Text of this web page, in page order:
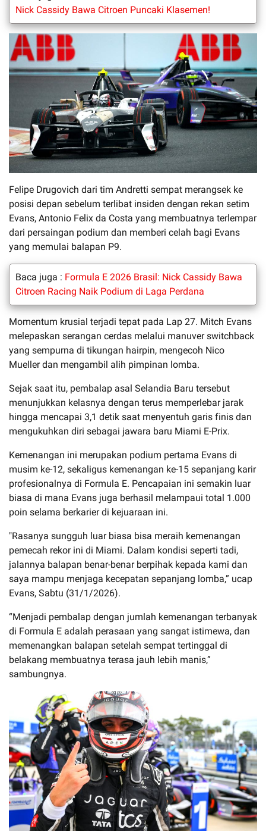
Nick Cassidy Bawa Citroen Puncaki Klasemen!
Felipe Drugovich dari tim Andretti sempat merangsek ke
posisi depan sebelum terlibat insiden dengan rekan setim
Evans, Antonio Felix da Costa yang membuatnya terlempar
dari persaingan podium dan memberi celah bagi Evans
yang memulai balapan P9.
Baca juga : Formula E 2026 Brasil: Nick Cassidy Bawa
Citroen Racing Naik Podium di Laga Perdana
Momentum krusial terjadi tepat pada Lap 27. Mitch Evans
melepaskan serangan cerdas melalui manuver switchback
yang sempurna di tikungan hairpin, mengecoh Nico
Mueller dan mengambil alih pimpinan lomba.
Sejak saat itu, pembalap asal Selandia Baru tersebut
menunjukkan kelasnya dengan terus memperlebar jarak
hingga mencapai 3,1 detik saat menyentuh garis finis dan
mengukuhkan diri sebagai jawara baru Miami E-Prix.
Kemenangan ini merupakan podium pertama Evans di
musim ke-12, sekaligus kemenangan ke-15 sepanjang karir
profesionalnya di Formula E. Pencapaian ini semakin luar
biasa di mana Evans juga berhasil melampaui total 1.000
poin selama berkarier di kejuaraan ini.
"Rasanya sungguh luar biasa bisa meraih kemenangan
pemecah rekor ini di Miami. Dalam kondisi seperti tadi,
jalannya balapan benar-benar berpihak kepada kami dan
saya mampu menjaga kecepatan sepanjang lomba,” ucap
Evans, Sabtu (31/1/2026).
“Menjadi pembalap dengan jumlah kemenangan terbanyak
di Formula E adalah perasaan yang sangat istimewa, dan
memenangkan balapan setelah sempat tertinggal di
belakang membuatnya terasa jauh lebih manis,”
sambungnya.